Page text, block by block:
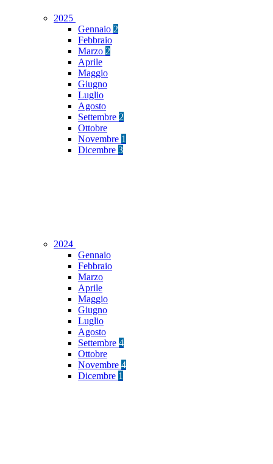
2025
Gennaio 2
Febbraio
Marzo 2
Aprile
Maggio
Giugno
Luglio
Agosto
Settembre 2
Ottobre
Novembre 1
Dicembre 3
2024
Gennaio
Febbraio
Marzo
Aprile
Maggio
Giugno
Luglio
Agosto
Settembre 4
Ottobre
Novembre 4
Dicembre 1